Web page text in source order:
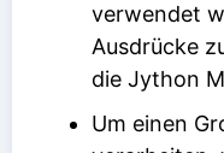
verwendet
Ausdrücke
die Jython
Um einen